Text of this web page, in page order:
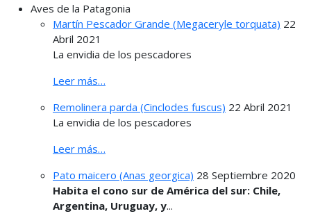
Aves de la Patagonia
Martín Pescador Grande (Megaceryle torquata) 22
Abril 2021
La envidia de los pescadores
Leer más…
Remolinera parda (Cinclodes fuscus) 22 Abril 2021
La envidia de los pescadores
Leer más…
Pato maicero (Anas georgica) 28 Septiembre 2020
Habita el cono sur de América del sur: Chile,
Argentina, Uruguay, y...